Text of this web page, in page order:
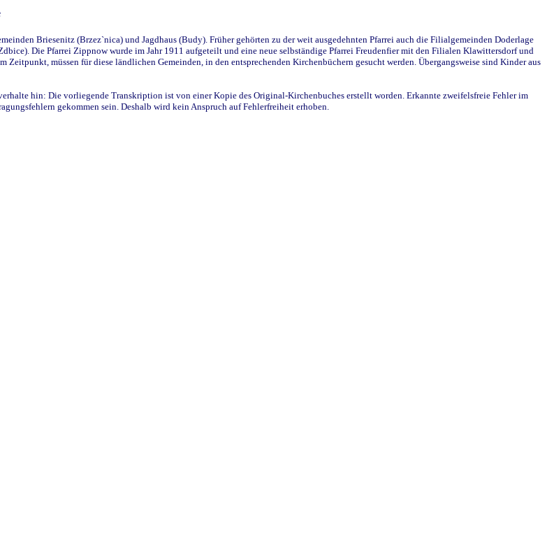
Briesenitz (Brzez`nica) und Jagdhaus (Budy). Früher gehörten zu der weit ausgedehnten Pfarrei auch die Filialgemeinden Doderlage
Die Pfarrei Zippnow wurde im Jahr 1911 aufgeteilt und eine neue selbständige Pfarrei Freudenfier mit den Filialen Klawittersdorf und
müssen für diese ländlichen Gemeinden, in den entsprechenden Kirchenbüchern gesucht werden. Übergangsweise sind Kinder aus
hin: Die vorliegende Transkription ist von einer Kopie des Original-Kirchenbuches erstellt worden. Erkannte zweifelsfreie Fehler im
gekommen sein. Deshalb wird kein Anspruch auf Fehlerfreiheit erhoben.